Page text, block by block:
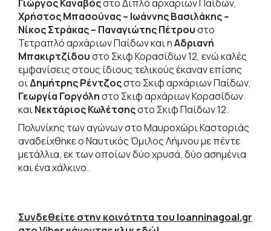
Γιώργος Καναβόςστο Διπλό αρχάριων Παίδων,
Χρήστος Μπασούνας – Ιωάννης Βασιλάκης –
Νίκος Στράκας – Παναγιώτης Πέτρουστο
Τετραπλό αρχάριων Παίδων και ηΑδριανή
Μπακιρτζίδουστο Σκιφ Κορασίδων 12, ενώ καλές
εμφανίσεις στους ίδιους τελικούς έκαναν επίσης
οιΔημήτρης Ρέντζοςστο Σκιφ αρχάριων Παίδων,
Γεωργία Γοργόληστο Σκιφ αρχάριων Κορασίδων
καιΝεκτάριος Κωλέτσηςστο Σκιφ Παίδων 12.
Πολυνίκης των αγώνων στο Μαυροχώρι Καστοριάς
αναδείχθηκε ο Ναυτικός Όμιλος Λήμνου με πέντε
μετάλλια, εκ των οποίων δύο χρυσά, δύο ασημένια
και ένα χάλκινο.
Συνδεθείτε στην κοινότητα του Ioanninagoal.gr